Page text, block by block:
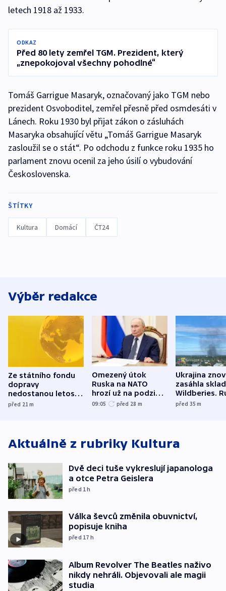
letech 1918 až 1933.
ODKAZ
Před 80 lety zemřel TGM. Prezident, který
„znepokojoval všechny pohodlné“
Tomáš Garrigue Masaryk, označovaný jako TGM nebo
prezident Osvoboditel, zemřel přesně před osmdesáti v
Lánech. Roku 1930 byl přijat zákon o zásluhách
Masaryka obsahující větu „Tomáš Garrigue Masaryk
zasloužil se o stát“. Po odchodu z funkce roku 1935 ho
parlament znovu ocenil za jeho úsilí o vybudování
Československa.
ŠTÍTKY
Kultura Domácí ČT24
Výběr redakce
Ze státního fondu
dopravy
nedostanou letos
kraje na silnice ani
před 21m
Omezený útok
Ruska na NATO
hrozí už na podzim,
varují tajné služby
09:05 před 28 m
Ukrajina
zasáhla
Wildberies.
útočili v
před 35m
Aktuálně z rubriky Kultura
Dvě deci tuše vykreslují japanologa
a otce Petra Geislera
před 1h
Válka ševců změnila obuvnictví,
popisuje kniha
před 17 h
Album Revolver The Beatles naživo
nikdy nehráli. Objevovali ale magii
studia